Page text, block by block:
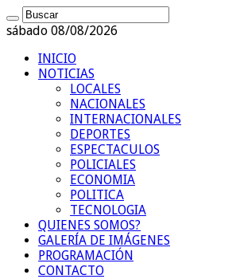
sábado 08/08/2026
INICIO
NOTICIAS
LOCALES
NACIONALES
INTERNACIONALES
DEPORTES
ESPECTACULOS
POLICIALES
ECONOMIA
POLITICA
TECNOLOGIA
QUIENES SOMOS?
GALERÍA DE IMÁGENES
PROGRAMACIÓN
CONTACTO